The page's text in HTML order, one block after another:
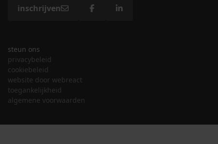
inschrijven
steun ons
privacybeleid
cookiebeleid
website door webreact
toegankelijkheid
algemene voorwaarden